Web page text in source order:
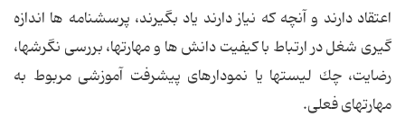
اعتقاد دارند و آنچه كه نیاز دارند یاد بگیرند، پرسشنامه ها اندازه
گیری شغل در ارتباط با كیفیت دانش ها و مهارتها، بررسی نگرشها،
رضایت، چك لیستها یا نمودارهای پیشرفت آموزشی مربوط به
مهارتهای فعلی.